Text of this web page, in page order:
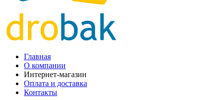
Главная
О компании
Интернет-магазин
Оплата и доставка
Контакты